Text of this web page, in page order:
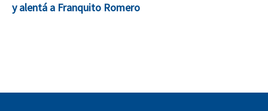
y alentá a Franquito Romero